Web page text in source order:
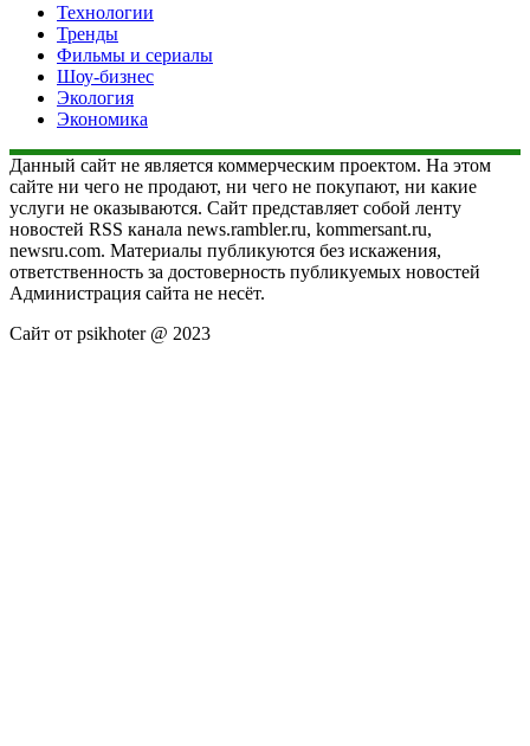
Технологии
Тренды
Фильмы и сериалы
Шоу-бизнес
Экология
Экономика
Данный сайт не является коммерческим проектом. На этом
сайте ни чего не продают, ни чего не покупают, ни какие
услуги не оказываются. Сайт представляет собой ленту
новостей RSS канала news.rambler.ru, kommersant.ru,
newsru.com. Материалы публикуются без искажения,
ответственность за достоверность публикуемых новостей
Администрация сайта не несёт.
Сайт от psikhoter @ 2023